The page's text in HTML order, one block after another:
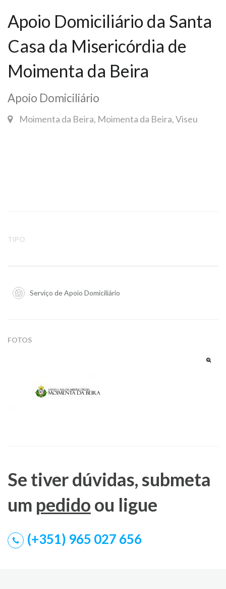
Apoio Domiciliário da Santa
Casa da Misericórdia de
Moimenta da Beira
Apoio Domiciliário
Moimenta da Beira, Moimenta da Beira, Viseu
TIPO
Serviço de Apoio Domiciliário
FOTOS
Se tiver dúvidas, submeta
um pedido ou ligue
(+351) 965 027 656